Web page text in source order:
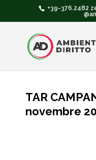
+39-376.2482
TAR
novembre